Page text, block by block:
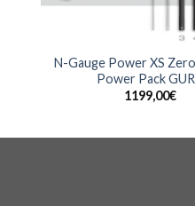
N-Gauge Power XS
Power Pack
1199,00€